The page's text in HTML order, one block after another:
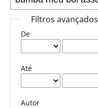
Filtros avançados
De
Até
Autor